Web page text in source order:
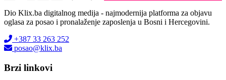
Dio Klix.ba digitalnog medija - najmodernija platforma za objavu
oglasa za posao i pronalaženje zaposlenja u Bosni i Hercegovini.
+387 33 263 252
posao@klix.ba
Brzi linkovi